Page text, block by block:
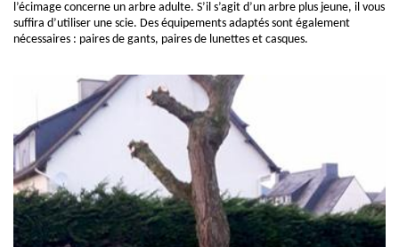
l’écimage concerne un arbre adulte. S’il s’agit d’un arbre plus jeune, il vous
suffira d’utiliser une scie. Des équipements adaptés sont également
nécessaires : paires de gants, paires de lunettes et casques.